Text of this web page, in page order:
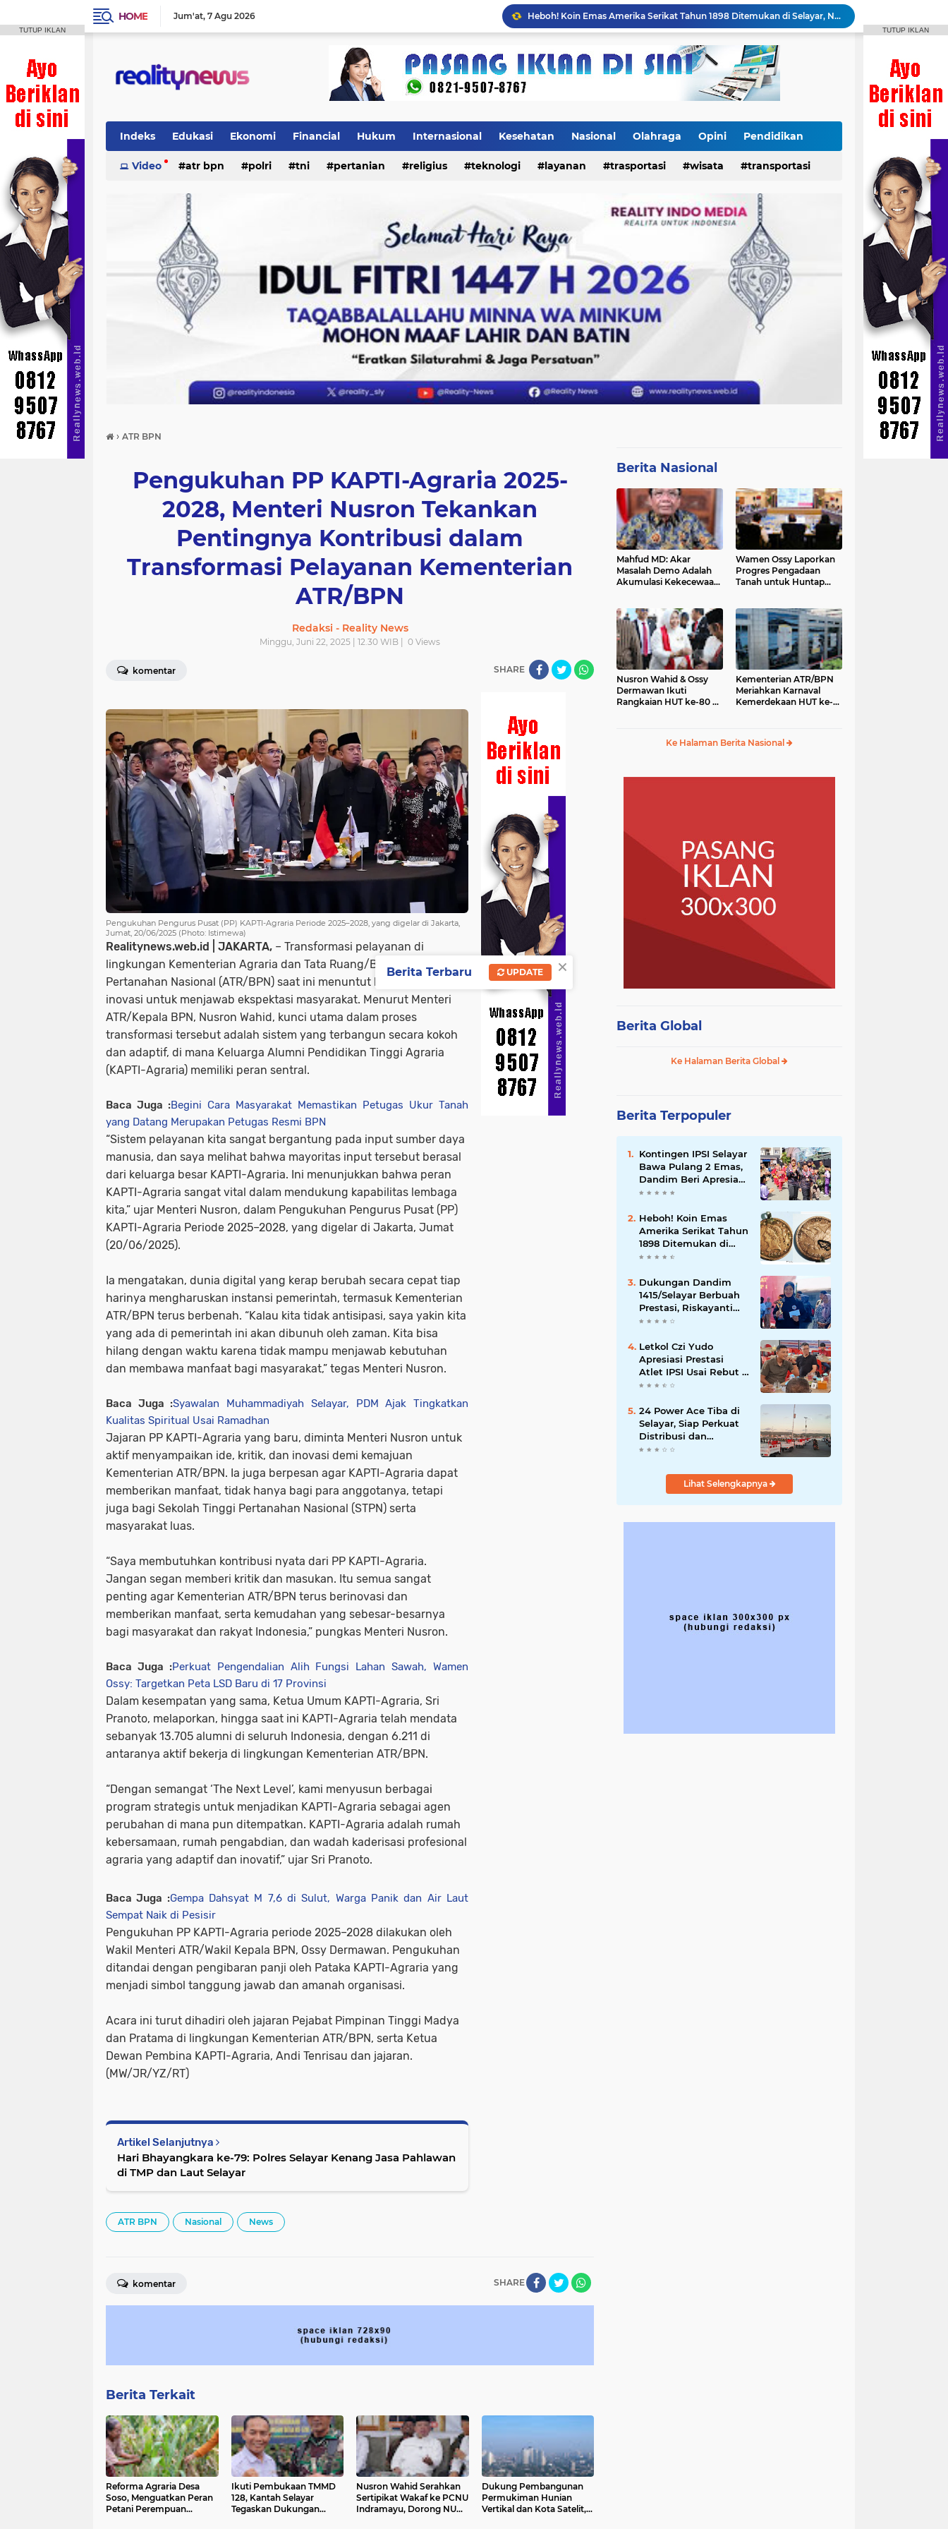
HOME Jum'at 7 Agu 2026
Heboh! Koin Emas Amerika Serikat Tahun 1898 Ditemukan di Selayar, Nilainya Bisa Capai Rp873 Juta
Dukungan Dandim 1415/Selayar Berbuah Prestasi, Riskayanti Rafian Rebut Emas di Makassar Beach Championship
Letkol Czi Yudo Apresiasi Prestasi Atlet IPSI Usai Rebut 4 Medali di Makassar Beach Championship
Indeks Edukasi Ekonomi Financial Hukum Internasional Kesehatan Nasional Olahraga Opini Pendidikan
Politik Regional Wisata
Video atr bpn polri tni pertanian religius teknologi layanan trasportasi wisata transportasi
› ATR BPN
Pengukuhan PP KAPTI-Agraria 2025-
2028, Menteri Nusron Tekankan
Pentingnya Kontribusi dalam
Transformasi Pelayanan Kementerian
ATR/BPN
Redaksi - Reality News
Minggu, Juni 22, 2025 | 12.30 WIB | 0 Views
komentar SHARE
Pengukuhan Pengurus Pusat (PP) KAPTI-Agraria Periode 2025–2028, yang digelar di Jakarta,
Jumat, 20/06/2025 (Photo: Istimewa)
Realitynews.web.id | JAKARTA, – Transformasi pelayanan di
lingkungan Kementerian Agraria dan Tata Ruang/Badan
Pertanahan Nasional (ATR/BPN) saat ini menuntut kecepatan dan
inovasi untuk menjawab ekspektasi masyarakat. Menurut Menteri
ATR/Kepala BPN, Nusron Wahid, kunci utama dalam proses
transformasi tersebut adalah sistem yang terbangun secara kokoh
dan adaptif, di mana Keluarga Alumni Pendidikan Tinggi Agraria
(KAPTI-Agraria) memiliki peran sentral.
Baca Juga :Begini Cara Masyarakat Memastikan Petugas Ukur Tanah
yang Datang Merupakan Petugas Resmi BPN
“Sistem pelayanan kita sangat bergantung pada input sumber daya
manusia, dan saya melihat bahwa mayoritas input tersebut berasal
dari keluarga besar KAPTI-Agraria. Ini menunjukkan bahwa peran
KAPTI-Agraria sangat vital dalam mendukung kapabilitas lembaga
kita,” ujar Menteri Nusron, dalam Pengukuhan Pengurus Pusat (PP)
KAPTI-Agraria Periode 2025–2028, yang digelar di Jakarta, Jumat
(20/06/2025).
Ia mengatakan, dunia digital yang kerap berubah secara cepat tiap
harinya mengharuskan instansi pemerintah, termasuk Kementerian
ATR/BPN terus berbenah. “Kalau kita tidak antisipasi, saya yakin kita
yang ada di pemerintah ini akan dibunuh oleh zaman. Kita bisa
hilang dengan waktu karena tidak mampu menjawab kebutuhan
dan membawa manfaat bagi masyarakat,” tegas Menteri Nusron.
Baca Juga :Syawalan Muhammadiyah Selayar, PDM Ajak Tingkatkan
Kualitas Spiritual Usai Ramadhan
Jajaran PP KAPTI-Agraria yang baru, diminta Menteri Nusron untuk
aktif menyampaikan ide, kritik, dan inovasi demi kemajuan
Kementerian ATR/BPN. Ia juga berpesan agar KAPTI-Agraria dapat
memberikan manfaat, tidak hanya bagi para anggotanya, tetapi
juga bagi Sekolah Tinggi Pertanahan Nasional (STPN) serta
masyarakat luas.
“Saya membutuhkan kontribusi nyata dari PP KAPTI-Agraria.
Jangan segan memberi kritik dan masukan. Itu semua sangat
penting agar Kementerian ATR/BPN terus berinovasi dan
memberikan manfaat, serta kemudahan yang sebesar-besarnya
bagi masyarakat dan rakyat Indonesia,” pungkas Menteri Nusron.
Baca Juga :Perkuat Pengendalian Alih Fungsi Lahan Sawah, Wamen
Ossy: Targetkan Peta LSD Baru di 17 Provinsi
Dalam kesempatan yang sama, Ketua Umum KAPTI-Agraria, Sri
Pranoto, melaporkan, hingga saat ini KAPTI-Agraria telah mendata
sebanyak 13.705 alumni di seluruh Indonesia, dengan 6.211 di
antaranya aktif bekerja di lingkungan Kementerian ATR/BPN.
“Dengan semangat ‘The Next Level’, kami menyusun berbagai
program strategis untuk menjadikan KAPTI-Agraria sebagai agen
perubahan di mana pun ditempatkan. KAPTI-Agraria adalah rumah
kebersamaan, rumah pengabdian, dan wadah kaderisasi profesional
agraria yang adaptif dan inovatif,” ujar Sri Pranoto.
Baca Juga :Gempa Dahsyat M 7,6 di Sulut, Warga Panik dan Air Laut
Sempat Naik di Pesisir
Pengukuhan PP KAPTI-Agraria periode 2025–2028 dilakukan oleh
Wakil Menteri ATR/Wakil Kepala BPN, Ossy Dermawan. Pengukuhan
ditandai dengan pengibaran panji oleh Pataka KAPTI-Agraria yang
menjadi simbol tanggung jawab dan amanah organisasi.
Acara ini turut dihadiri oleh jajaran Pejabat Pimpinan Tinggi Madya
dan Pratama di lingkungan Kementerian ATR/BPN, serta Ketua
Dewan Pembina KAPTI-Agraria, Andi Tenrisau dan jajaran.
(MW/JR/YZ/RT)
Artikel Selanjutnya
Hari Bhayangkara ke-79: Polres Selayar Kenang Jasa Pahlawan
di TMP dan Laut Selayar
ATR BPN Nasional News
SHARE
komentar
Berita Terkait
Reforma Agraria Desa
Soso, Menguatkan Peran
Petani Perempuan
Ikuti Pembukaan TMMD
128, Kantah Selayar
Tegaskan Dukungan
Nusron Wahid Serahkan
Sertipikat Wakaf ke PCNU
Indramayu, Dorong NU
Dukung Pembangunan
Permukiman Hunian
Vertikal dan Kota Satelit,
Berita Nasional
Mahfud MD: Akar
Masalah Demo Adalah
Akumulasi Kekecewaan
Wamen Ossy Laporkan
Progres Pengadaan
Tanah untuk Huntap
Laki-laki ke Menko PMK
Nusron Wahid & Ossy
Dermawan Ikuti
Rangkaian HUT ke-80 RI
Kementerian ATR/BPN
Meriahkan Karnaval
Kemerdekaan HUT ke-
Ke Halaman Berita Nasional
Berita Global
Ke Halaman Berita Global
Berita Terpopuler
Kontingen IPSI Selayar
Bawa Pulang 2 Emas,
Dandim Beri Apresiasi
dan Sambutan Meriah
Heboh! Koin Emas
Amerika Serikat Tahun
1898 Ditemukan di
Selayar, Nilainya Bisa
Dukungan Dandim
1415/Selayar Berbuah
Prestasi, Riskayanti
Rafian Rebut Emas di
Championship
Letkol Czi Yudo
Apresiasi Prestasi
Atlet IPSI Usai Rebut 4
Medali di Makassar
24 Power Ace Tiba di
Selayar, Siap Perkuat
Distribusi dan
Pelayanan Koperasi
Lihat Selengkapnya
TUTUP IKLAN TUTUP IKLAN
×
Berita Terbaru UPDATE